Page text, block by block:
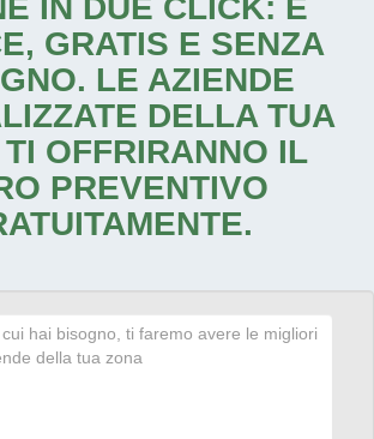
IN DUE CLICK: È
GRATIS E SENZA
LE AZIENDE
DELLA TUA
OFFRIRANNO IL
PREVENTIVO